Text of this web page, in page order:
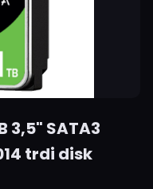
3,5" SATA3
trdi disk